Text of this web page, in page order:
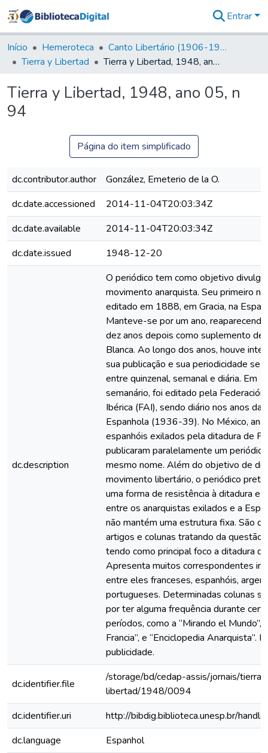
&
Coleções
Tudo na
Digital
Entrar
Início Hemeroteca
Canto Libertário (1906-1995)
Tierra y Libertad
Tierra y Libertad, 1948, ano 05, n 94
Tierra y Libertad, 1948, ano 05, n
94
Página do item simplificado
dc.contributor.author
González, Emeterio de la O.
dc.date.accessioned
2014-11-04T20:03:34Z
dc.date.available
2014-11-04T20:03:34Z
dc.date.issued
1948-12-20
dc.description
O periódico tem como objetivo
movimento anarquista. Seu primeiro
editado em 1888, em Gracia, na
Manteve-se por um ano,
dez anos depois como suplemento de
Blanca. Ao longo dos anos, houve
sua publicação e sua periodicidade se
entre quinzenal, semanal e diária. Em
semanário, foi editado pela
Ibérica (FAI), sendo diário nos anos da
Espanhola (1936-39). No México,
espanhóis exilados pela ditadura de
publicaram paralelamente um
mesmo nome. Além do objetivo de
movimento libertário, o periódico
uma forma de resistência à ditadura e
entre os anarquistas exilados e a
não mantém uma estrutura fixa. São
artigos e colunas tratando da questão
tendo como principal foco a ditadura
Apresenta muitos correspondentes
entre eles franceses, espanhóis,
portugueses. Determinadas colunas
por ter alguma frequência durante
períodos, como a “Mirando el Mundo”,
Francia”, e “Enciclopedia Anarquista”.
publicidade.
dc.identifier.file
/storage/bd/cedap-assis/jornais/
libertad/1948/0094
dc.identifier.uri
http://bibdig.biblioteca.unesp.br/
dc.language
Espanhol